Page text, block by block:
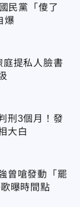
民黨「傻了
爆
提私人臉書
刑3個月！發
大白
曾嗆發動「罷
曝時間點